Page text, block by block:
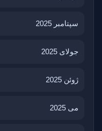
سپتامبر 2025
جولای 2025
ژوئن 2025
می 2025